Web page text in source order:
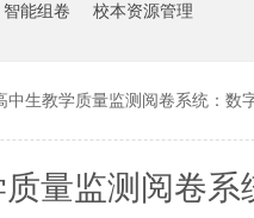
智能组卷 校本资源管理
中生教学质量监测阅卷系统：数
量监测阅卷